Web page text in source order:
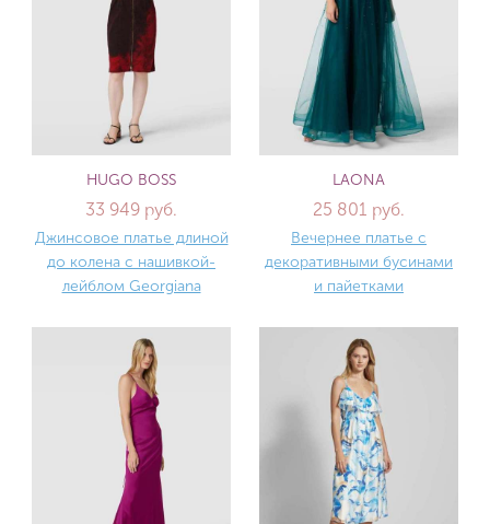
HUGO BOSS
33 949 руб.
Джинсовое платье длиной
до колена с нашивкой-
лейблом Georgiana
LAONA
25 801 руб.
Вечернее платье с
декоративными бусинами
и пайетками